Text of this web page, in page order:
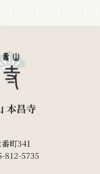
本昌寺
町341
812-5735